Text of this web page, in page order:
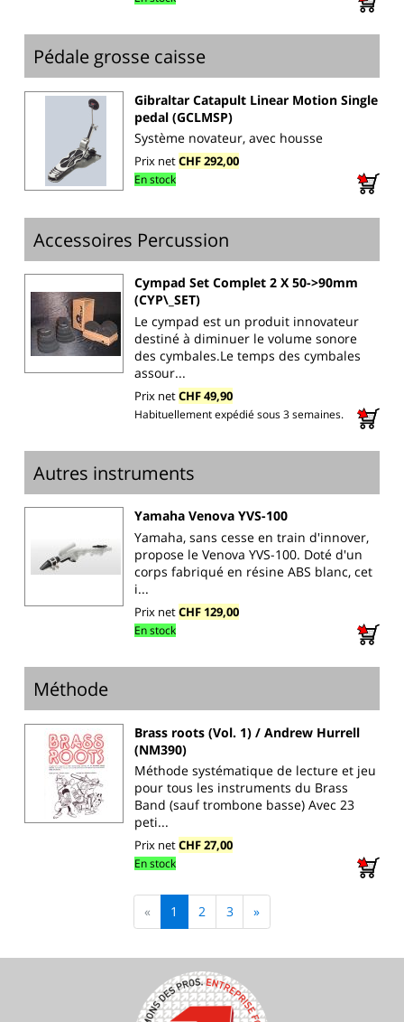
Pédale grosse caisse
Gibraltar Catapult Linear Motion Single
pedal (GCLMSP)
Système novateur, avec housse
Prix netCHF 292,00
En stock
Accessoires Percussion
Cympad Set Complet 2 X 50->90mm
(CYP\_SET)
Le cympad est un produit innovateur
destiné à diminuer le volume sonore
des cymbales.Le temps des cymbales
assour...
Prix netCHF 49,90
Habituellement expédié sous 3 semaines.
Autres instruments
Yamaha Venova YVS-100
Yamaha, sans cesse en train d'innover,
propose le Venova YVS-100. Doté d'un
corps fabriqué en résine ABS blanc, cet
i...
Prix netCHF 129,00
En stock
Méthode
Brass roots (Vol. 1) / Andrew Hurrell
(NM390)
Méthode systématique de lecture et jeu
pour tous les instruments du Brass
Band (sauf trombone basse) Avec 23
peti...
Prix netCHF 27,00
En stock
« 1 2 3 »